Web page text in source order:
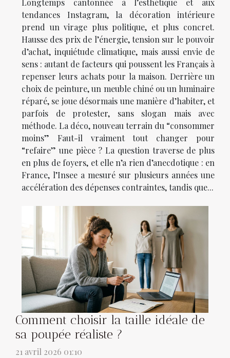
Longtemps cantonnée à l’esthétique et aux
tendances Instagram, la décoration intérieure
prend un virage plus politique, et plus concret.
Hausse des prix de l’énergie, tension sur le pouvoir
d’achat, inquiétude climatique, mais aussi envie de
sens : autant de facteurs qui poussent les Français à
repenser leurs achats pour la maison. Derrière un
choix de peinture, un meuble chiné ou un luminaire
réparé, se joue désormais une manière d’habiter, et
parfois de protester, sans slogan mais avec
méthode. La déco, nouveau terrain du “consommer
moins” Faut-il vraiment tout changer pour
“refaire” une pièce ? La question traverse de plus
en plus de foyers, et elle n’a rien d’anecdotique : en
France, l’Insee a mesuré sur plusieurs années une
accélération des dépenses contraintes, tandis que...
Comment choisir la taille idéale de
sa poupée réaliste ?
21 avril 2026 01:10